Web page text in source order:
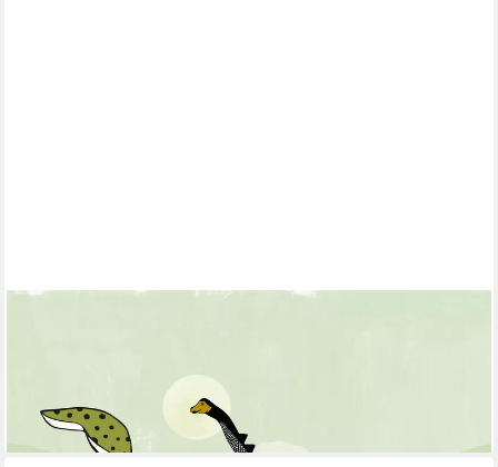
(15,80 €/ 1 qm)
lieferbar - in 3-4 Werktagen bei dir